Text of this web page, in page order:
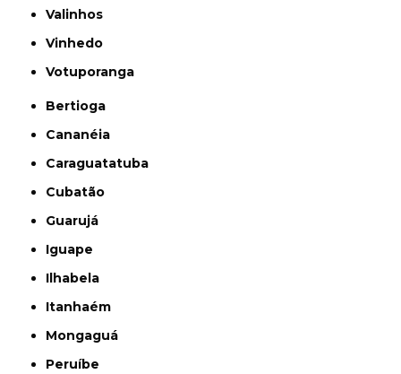
Valinhos
Vinhedo
Votuporanga
Bertioga
Cananéia
Caraguatatuba
Cubatão
Guarujá
Iguape
Ilhabela
Itanhaém
Mongaguá
Peruíbe